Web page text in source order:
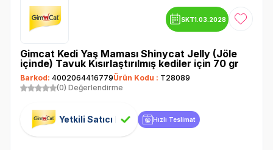
SKT1.03.2028 Favoriye
Gimcat Kedi Yaş Maması Shinycat Jelly (Jöle
içinde) Tavuk Kısırlaştırılmış kediler için 70 gr
Barkod: 4002064416779Ürün Kodu : T28089
(0) Değerlendirme
Yetkili Satıcı Hızlı Teslimat